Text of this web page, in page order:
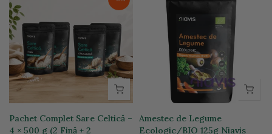
Pachet Complet Sare Celtică –
4 × 500 g (2 Fină + 2
Amestec de Legume
Ecologic/BIO 125g Niavis